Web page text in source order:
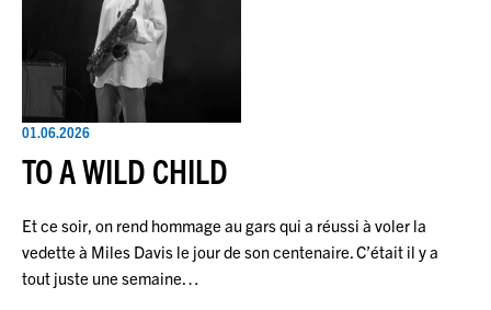
01.06.2026
TO A WILD CHILD
Et ce soir, on rend hommage au gars qui a réussi à voler la
vedette à Miles Davis le jour de son centenaire. C’était il y a
tout juste une semaine…